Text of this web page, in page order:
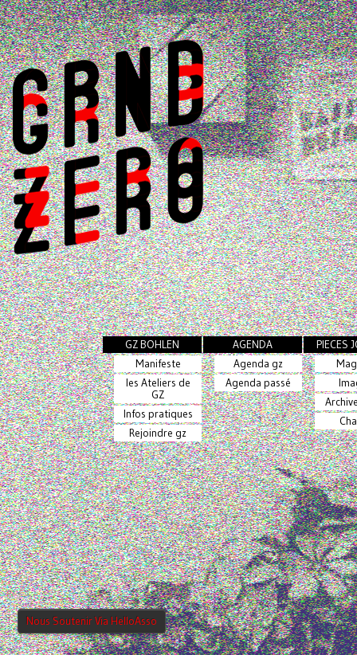
GZ BOHLEN
Manifeste
les Ateliers de
GZ
Infos pratiques
Rejoindre gz
AGENDA
Agenda gz
Agenda passé
PIECES
Nous Soutenir Via HelloAsso